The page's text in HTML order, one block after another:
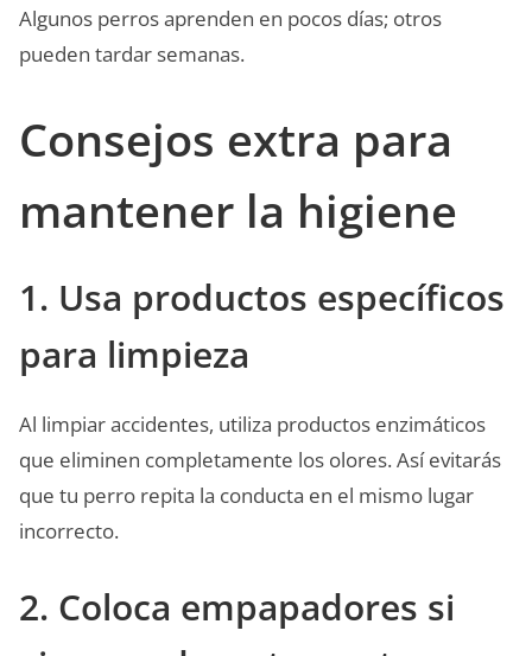
Algunos perros aprenden en pocos días; otros
pueden tardar semanas.
Consejos extra para
mantener la higiene
1. Usa productos específicos
para limpieza
Al limpiar accidentes, utiliza productos enzimáticos
que eliminen completamente los olores. Así evitarás
que tu perro repita la conducta en el mismo lugar
incorrecto.
2. Coloca empapadores si